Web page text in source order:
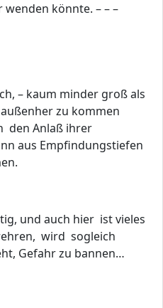
wenden könnte. – – –
– kaum minder groß als
zu kommen
den Anlaß ihrer
aus Empfindungstiefen
und auch hier ist vieles
wird sogleich
Gefahr zu bannen…